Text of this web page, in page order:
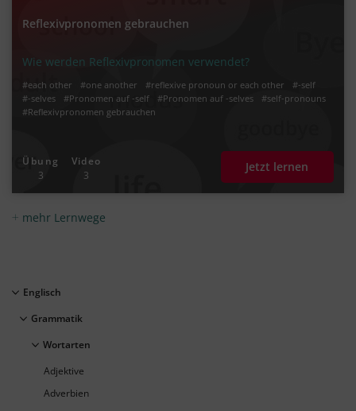
Reflexivpronomen gebrauchen
Wie werden Reflexivpronomen verwendet?
#each other #one another #reflexive pronoun or each other
#-self
#-selves
#Pronomen auf -self #Pronomen auf -selves
#self-pronouns
#Reflexivpronomen gebrauchen
Übung
3
Video
3
Jetzt lernen
mehr Lernwege
Englisch
Grammatik
Wortarten
Adjektive
Adverbien